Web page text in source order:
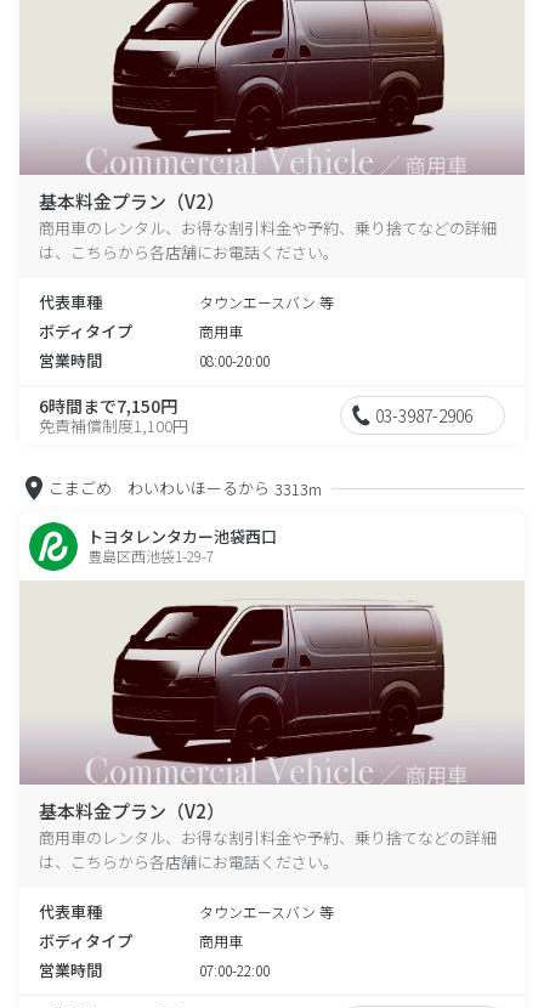
基本料金プラン（V2）
商用車のレンタル、お得な割引料金や予約、乗り捨てなどの詳細
は、こちらから各店舗にお電話ください。
代表車種 タウンエースバン 等
ボディタイプ 商用車
営業時間 08:00-20:00
6時間まで7,150円
免責補償制度1,100円 03-3987-2906
こまごめ わいわいほーるから 3313m
トヨタレンタカー池袋西口
豊島区西池袋1-29-7
基本料金プラン（V2）
商用車のレンタル、お得な割引料金や予約、乗り捨てなどの詳細
は、こちらから各店舗にお電話ください。
代表車種 タウンエースバン 等
ボディタイプ 商用車
営業時間 07:00-22:00